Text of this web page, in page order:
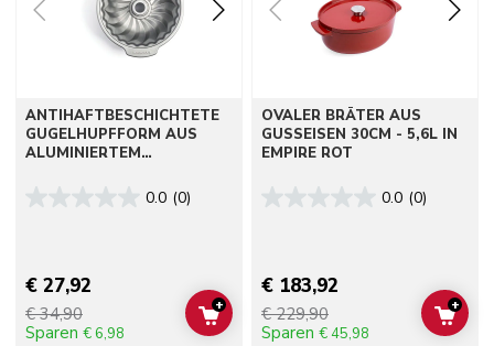
ANTIHAFTBESCHICHTETE
GUGELHUPFFORM AUS
ALUMINIERTEM
0.0 (0)
€ 27,92
€ 34,90
Sparen € 6,98
ADD TO CART
+
OVALER BRÄTER AUS
GUSSEISEN 30CM - 5,6L IN
EMPIRE ROT
0.0 (0)
€ 183,92
€ 229,90
Sparen € 45,98
ADD
+